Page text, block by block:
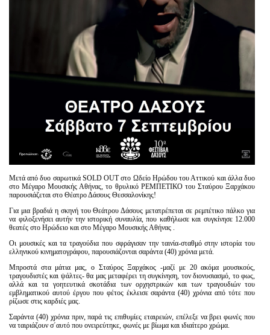
Μετά από δυο σαρωτικά SOLD OUT στο Ωδείο Ηρώδου του Αττικού και άλλα δυο
στο Μέγαρο Μουσικής Αθήνας, το θρυλικό ΡΕΜΠΕΤΙΚΟ του Σταύρου Ξαρχάκου
παρουσιάζεται στο Θέατρο Δάσους Θεσσαλονίκης!
Για μια βραδιά η σκηνή του Θεάτρου Δάσους μετατρέπεται σε ρεμπέτικο πάλκο για
να φιλοξενήσει αυτήν την ιστορική συναυλία, που καθήλωσε και συγκίνησε 12.000
θεατές στο Ηρώδειο και στο Μέγαρο Μουσικής Αθήνας .
Οι μουσικές και τα τραγούδια που σφράγισαν την ταινία-σταθμό στην ιστορία του
ελληνικού κινηματογράφου, παρουσιάζονται σαράντα (40) χρόνια μετά.
Μπροστά στα μάτια μας, ο Σταύρος Ξαρχάκος -μαζί με 20 ακόμα μουσικούς,
τραγουδιστές και ψάλτες- θα μας μεταφέρει τη συγκίνηση, τον διονυσιασμό, το φως,
αλλά και τα γοητευτικά σκοτάδια των ορχηστρικών και των τραγουδιών του
εμβληματικού αυτού έργου που φέτος έκλεισε σαράντα (40) χρόνια από τότε που
ρίζωσε στις καρδιές μας.
Σαράντα (40) χρόνια πριν, παρά τις επιθυμίες εταιρειών, επέλεξε να βρει φωνές που
να ταιριάζουν σ´αυτό που ονειρεύτηκε, φωνές με βίωμα και ιδιαίτερο χρώμα.